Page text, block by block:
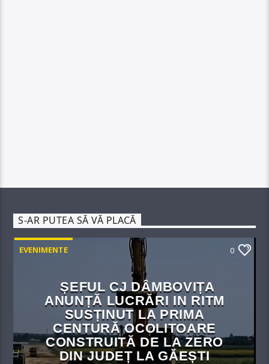
S-AR PUTEA SĂ VĂ PLACĂ
EVENIMENTE 0
ȘEFUL CJ DÂMBOVIȚA
ANUNȚĂ LUCRĂRI IN RITM
SUSȚINUT LA PRIMA
CENTURĂ OCOLITOARE
CONSTRUITĂ DE LA ZERO
DIN JUDEȚ LA GĂEȘTI